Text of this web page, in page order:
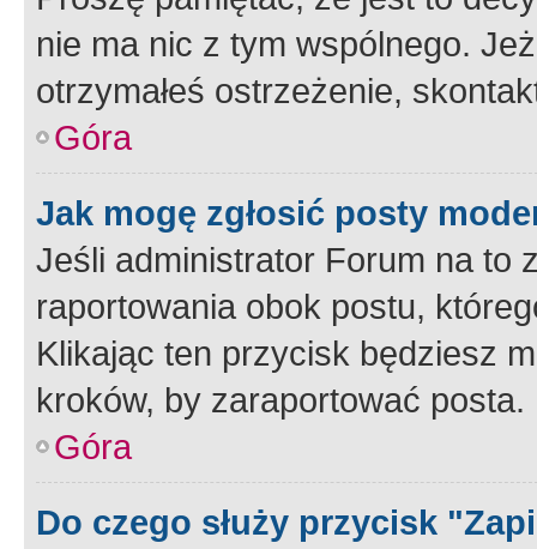
nie ma nic z tym wspólnego.
otrzymałeś ostrzeżenie,
Góra
Jak mogę zgłosić posty
Jeśli administrator Forum na to
raportowania obok postu,
Klikając ten przycisk będziesz
kroków, by zaraportować posta.
Góra
Do czego służy przycisk